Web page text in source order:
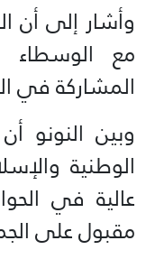
وأشار إلى أن
مع الوسطاء
المشاركة في
وبين النونو
الوطنية
عالية في
مقبول على